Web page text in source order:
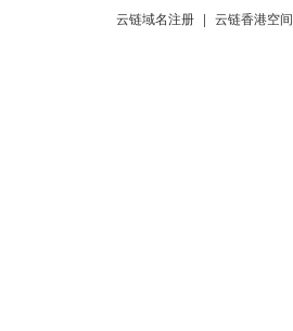
云链域名注册 | 云链香港空间